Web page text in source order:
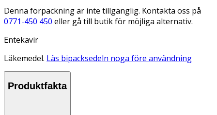
Denna förpackning är inte tillgänglig. Kontakta oss på
0771-450 450 eller gå till butik för möjliga alternativ.
Entekavir
Läkemedel. Läs bipacksedeln noga före användning
Produktfakta